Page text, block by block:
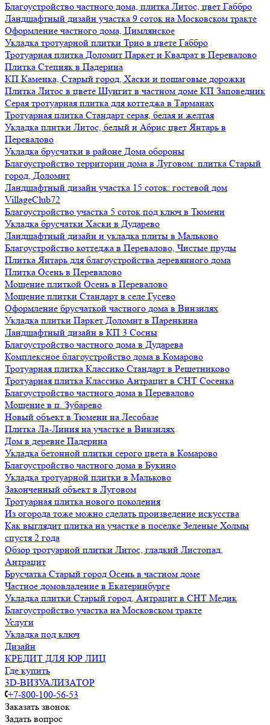
Благоустройство частного дома, плитка Литос, цвет Габбро
Ландшафтный дизайн участка 9 соток на Московском тракте
Оформление частного дома, Цимлянское
Укладка тротуарной плитки Трио в цвете Габбро
Тротуарная плитка Доломит Паркет и Квадрат в Перевалово
Плитка Степняк в Падерина
КП Каменка, Старый город, Хаски и пошаговые дорожки
Плитка Литос в цвете Шунгит в частном доме КП Заповедник
Серая тротуарная плитка для коттеджа в Тарманах
Тротуарная плитка Стандарт серая, белая и желтая
Укладка плитки Литос, белый и Абрис цвет Янтарь в
Перевалово
Укладка брусчатки в районе Дома обороны
Благоустройство территории дома в Луговом: плитка Старый
город, Доломит
Ландшафтный дизайн участка 15 соток: гостевой дом
VillageClub72
Благоустройство участка 5 соток под ключ в Тюмени
Укладка брусчатки Хаски в Дударево
Ландшафтный дизайн и укладка плиты в Мальково
Благоустройство коттеджа в Перевалово, Чистые пруды
Плитка Янтарь для благоустройства деревянного дома
Плитка Осень в Перевалово
Мощение плиткой Осень в Перевалово
Мощение плитки Стандарт в селе Гусево
Оформление брусчаткой частного дома в Винзилях
Укладка плитки Паркет Доломит в Паренкина
Ландшафтный дизайн в КП 3 Сосны
Благоустройство частного дома в Дударева
Комплексное благоустройство дома в Комарово
Тротуарная плитка Классико Стандарт в Решетниково
Тротуарная плитка Классико Антрацит в СНТ Сосенка
Благоустройство частного дома в Перевалово
Мощение в п. Зубарево
Новый объект в Тюмени на Лесобазе
Плитка Ла-Линия на участке в Винзилях
Дом в деревне Падерина
Укладка бетонной плитки серого цвета в Комарово
Благоустройство частного дома в Букино
Укладка тротуарной плитки в Мальково
Законченный объект в Луговом
Тротуарная плитка нового поколения
Из огорода тоже можно сделать произведение искусства
Как выглядит плитка на участке в поселке Зеленые Холмы
спустя 2 года
Обзор тротуарной плитки Литос, гладкий Листопад,
Антрацит
Брусчатка Старый город Осень в частном доме
Частное домовладение в Екатеринбурге
Укладка плитки Старый город, Антрацит в СНТ Медик
Благоустройство участка на Московском тракте
Услуги
Укладка под ключ
Дизайн
КРЕДИТ ДЛЯ ЮР ЛИЦ
Где купить
3D-ВИЗУАЛИЗАТОР
+7-800-100-56-53
Заказать звонок
Задать вопрос